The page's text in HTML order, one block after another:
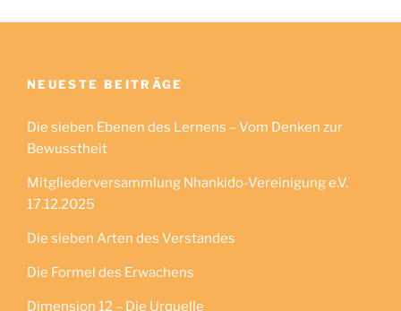
NEUESTE BEITRÄGE
Die sieben Ebenen des Lernens – Vom Denken zur
Bewusstheit
Mitgliederversammlung Nhankido-Vereinigung e.V.
17.12.2025
Die sieben Arten des Verstandes
Die Formel des Erwachens
Dimension 12 – Die Urquelle